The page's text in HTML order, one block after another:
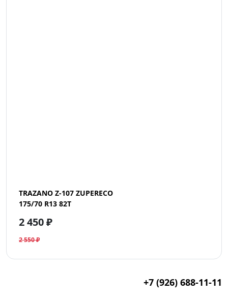
TRAZANO Z-107 ZUPERECO
175/70 R13 82T
2 450 ₽
2 550 ₽
+7 (926) 688-11-11